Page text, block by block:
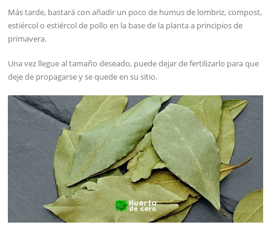
Más tarde, bastará con añadir un poco de humus de lombriz, compost,
estiércol o estiércol de pollo en la base de la planta a principios de
primavera.
Una vez llegue al tamaño deseado, puede dejar de fertilizarlo para que
deje de propagarse y se quede en su sitio.